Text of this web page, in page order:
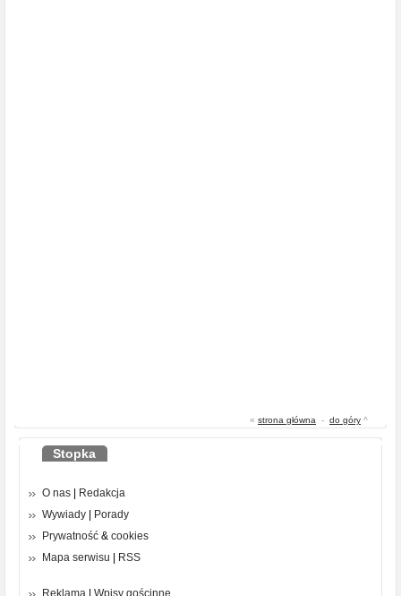
« strona główna - do góry ^
Stopka
O nas
Redakcja
Wywiady
Porady
Prywatność & cookies
Mapa serwisu
RSS
Reklama Wpisy gościnne